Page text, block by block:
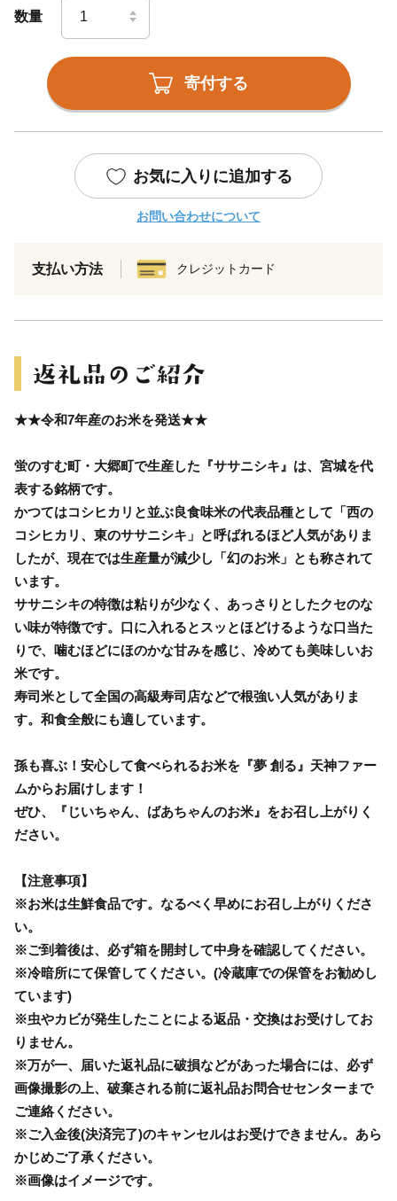
数量
寄付する
お気に入りに追加する
お問い合わせについて
支払い方法 クレジットカード
★★令和7年産のお米を発送★★
蛍のすむ町・大郷町で生産した『ササニシキ』は、宮城を代
表する銘柄です。
かつてはコシヒカリと並ぶ良食味米の代表品種として「西の
コシヒカリ、東のササニシキ」と呼ばれるほど人気がありま
したが、現在では生産量が減少し「幻のお米」とも称されて
います。
ササニシキの特徴は粘りが少なく、あっさりとしたクセのな
い味が特徴です。口に入れるとスッとほどけるような口当た
りで、噛むほどにほのかな甘みを感じ、冷めても美味しいお
米です。
寿司米として全国の高級寿司店などで根強い人気がありま
す。和食全般にも適しています。
孫も喜ぶ！安心して食べられるお米を『夢 創る』天神ファー
ムからお届けします！
ぜひ、『じいちゃん、ばあちゃんのお米』をお召し上がりく
ださい。
【注意事項】
※お米は生鮮食品です。なるべく早めにお召し上がりくださ
い。
※ご到着後は、必ず箱を開封して中身を確認してください。
※冷暗所にて保管してください。(冷蔵庫での保管をお勧めし
ています)
※虫やカビが発生したことによる返品・交換はお受けしてお
りません。
※万が一、届いた返礼品に破損などがあった場合には、必ず
画像撮影の上、破棄される前に返礼品お問合せセンターまで
ご連絡ください。
※ご入金後(決済完了)のキャンセルはお受けできません。あら
かじめご了承ください。
※画像はイメージです。